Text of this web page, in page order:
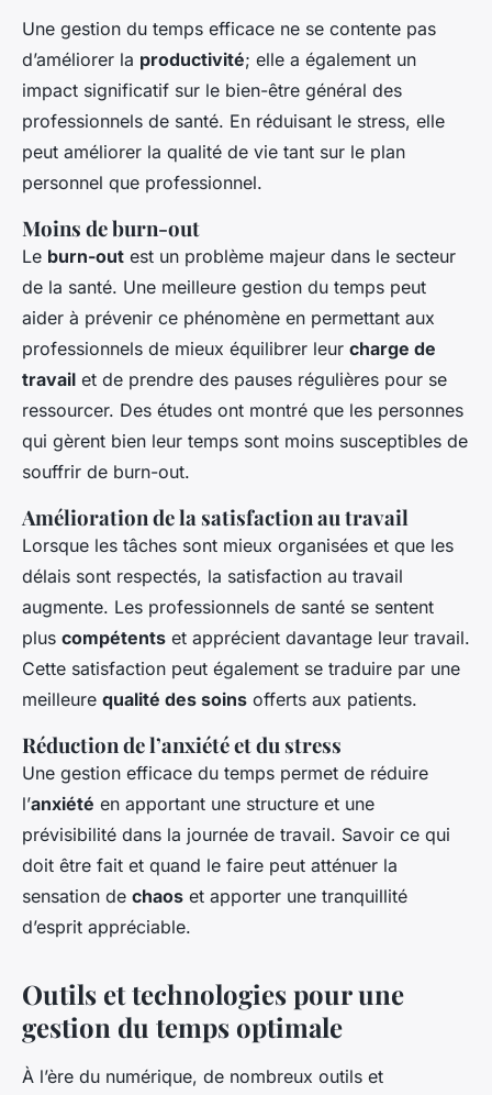
Une gestion du temps efficace ne se contente pas
d’améliorer la productivité; elle a également un
impact significatif sur le bien-être général des
professionnels de santé. En réduisant le stress, elle
peut améliorer la qualité de vie tant sur le plan
personnel que professionnel.
Moins de burn-out
Le burn-out est un problème majeur dans le secteur
de la santé. Une meilleure gestion du temps peut
aider à prévenir ce phénomène en permettant aux
professionnels de mieux équilibrer leur charge de
travail et de prendre des pauses régulières pour se
ressourcer. Des études ont montré que les personnes
qui gèrent bien leur temps sont moins susceptibles de
souffrir de burn-out.
Amélioration de la satisfaction au travail
Lorsque les tâches sont mieux organisées et que les
délais sont respectés, la satisfaction au travail
augmente. Les professionnels de santé se sentent
plus compétents et apprécient davantage leur travail.
Cette satisfaction peut également se traduire par une
meilleure qualité des soins offerts aux patients.
Réduction de l’anxiété et du stress
Une gestion efficace du temps permet de réduire
l’anxiété en apportant une structure et une
prévisibilité dans la journée de travail. Savoir ce qui
doit être fait et quand le faire peut atténuer la
sensation de chaos et apporter une tranquillité
d’esprit appréciable.
Outils et technologies pour une
gestion du temps optimale
À l’ère du numérique, de nombreux outils et